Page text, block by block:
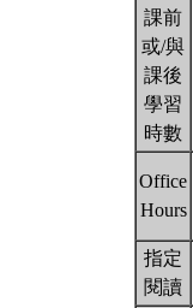
課前
或/與
課後
學習
時數
Office
Hours
指定
閱讀